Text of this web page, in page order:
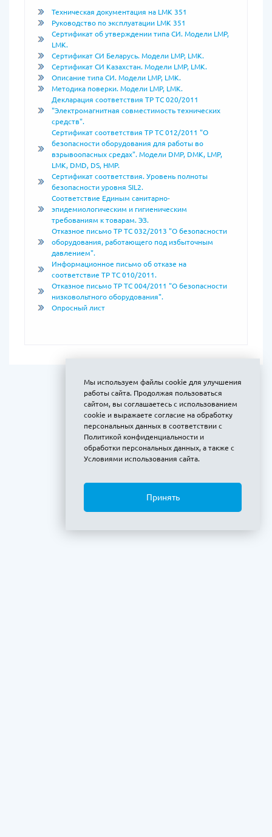
Техническая документация на LMK 351
Руководство по эксплуатации LMK 351
Сертификат об утверждении типа СИ. Модели LMP,
LMK.
Сертификат СИ Беларусь. Модели LMP, LMK.
Сертификат СИ Казахстан. Модели LMP, LMK.
Описание типа СИ. Модели LMP, LMK.
Методика поверки. Модели LMP, LMK.
Декларация соответствия ТР ТС 020/2011
"Электромагнитная совместимость технических
средств".
Сертификат соответствия ТР ТС 012/2011 "О
безопасности оборудования для работы во
взрывоопасных средах". Модели DMP, DMK, LMP,
LMK, DMD, DS, HMP.
Сертификат соответствия. Уровень полноты
безопасности уровня SIL2.
Соответствие Единым санитарно-
эпидемиологическим и гигиеническим
требованиям к товарам. ЭЗ.
Отказное письмо ТР ТС 032/2013 "О безопасности
оборудования, работающего под избыточным
давлением".
Информационное письмо об отказе на
соответствие ТР ТС 010/2011.
Отказное письмо ТР ТС 004/2011 "О безопасности
низковольтного оборудования".
Опросный лист
Мы используем файлы cookie для улучшения
работы сайта. Продолжая пользоваться
сайтом, вы соглашаетесь с использованием
cookie и выражаете согласие на обработку
персональных данных в соответствии с
Политикой конфиденциальности и
обработки персональных данных, а также с
Условиями использования сайта.
Принять